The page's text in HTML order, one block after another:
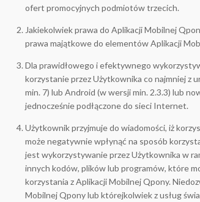
ofert promocyjnych podmiotów trzecich.
Jakiekolwiek prawa do Aplikacji Mobilnej
prawa majątkowe do elementów Aplikacji
Dla prawidłowego i efektywnego
korzystanie przez Użytkownika co najmniej z
min. 7) lub Android (w wersji min. 2.3.3) lub
jednocześnie podłączone do sieci Internet.
Użytkownik przyjmuje do wiadomości, iż
może negatywnie wpłynąć na sposób
jest wykorzystywanie przez Użytkownika w
innych kodów, plików lub programów, które
korzystania z Aplikacji Mobilnej Qpony.
Mobilnej Qpony lub którejkolwiek z usług